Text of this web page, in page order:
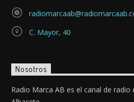
C. Mayor, 40
Nosotros
Radio Marca AB es el canal de radio